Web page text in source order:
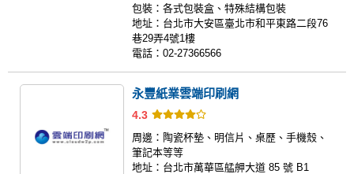
包裝： 各式包裝盒、特殊結構包裝
地址： 台北市大安區臺北市和平東路二段76
巷29弄4號1樓
電話： 02-27366566
永豐紙業雲端印刷網
4.3
周邊： 陶瓷杯墊、明信片、桌歷、手機殼、
筆記本等等
地址： 台北市萬華區艋舺大道 85 號 B1